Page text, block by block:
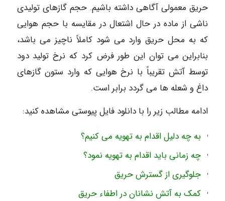
حریق معمولی آگاهی داشته باشیم. حجم گازهای تولیدی
ناشی از ماده در حال اشتعال در مقایسه با حجم هوایی
که به محل حریق وارد می شود کاملاً ناچیز می باشد،
بنابراین می توان این طور فرض کرد که نرخ تولید دود
توسط آتش تقریباً با نرخ هوایی که وارد ستون گازهای
داغ و شعله ها می گردد برابر است.
ادامه مطالب زیر را با دانلود فایل پیوستی مشاهده کنید:
به چه دلیل اقدام به تهویه می کنیم؟
چه زمانی باید اقدام به تهویه نمود؟
جلوگیری از گسترش حریق
کمک به آتش نشانان در اطفاء حریق